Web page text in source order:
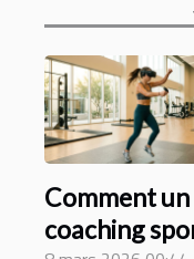
Comment un
coaching